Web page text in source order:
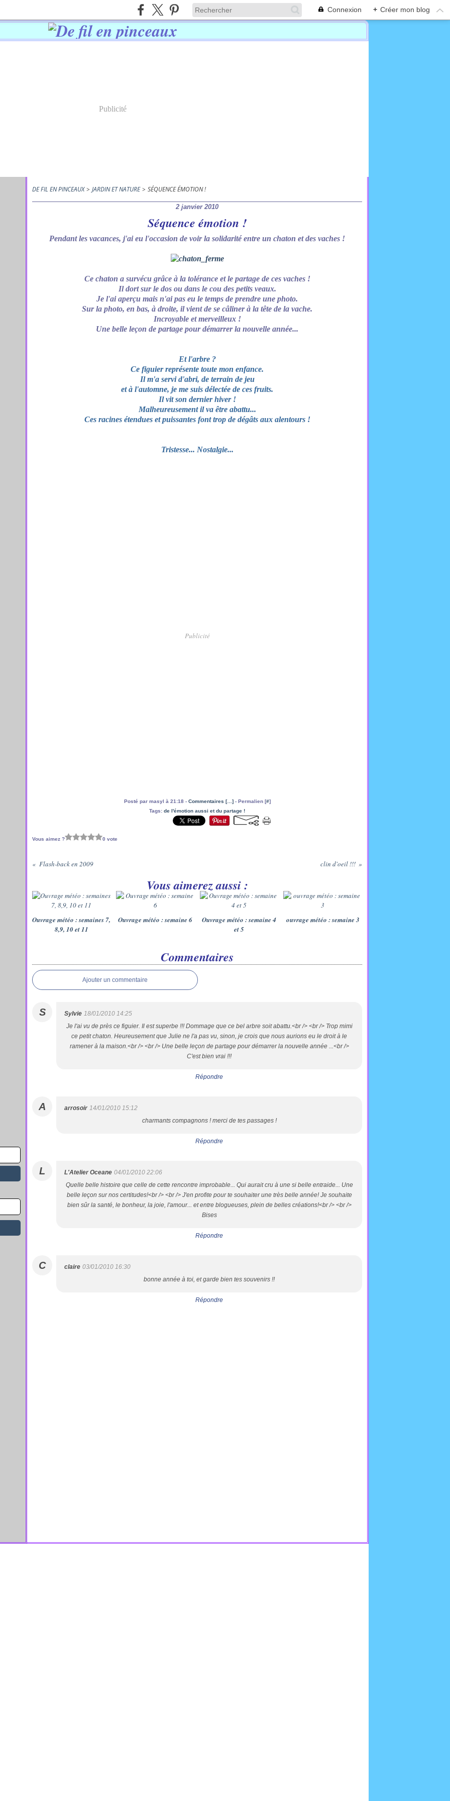
Connexion + Créer mon blog
Publicité
DE FIL EN PINCEAUX > JARDIN ET NATURE > SÉQUENCE ÉMOTION !
2 janvier 2010
Séquence émotion !
Pendant les vacances, j'ai eu l'occasion de voir la solidarité entre un chaton et des vaches !
Ce chaton a survécu grâce à la tolérance et le partage de ces vaches !
Il dort sur le dos ou dans le cou des petits veaux.
Je l'ai aperçu mais n'ai pas eu le temps de prendre une photo.
Sur la photo, en bas, à droite, il vient de se câliner à la tête de la vache.
Incroyable et merveilleux !
Une belle leçon de partage pour démarrer la nouvelle année...
Et l'arbre ?
Ce figuier représente toute mon enfance.
Il m'a servi d'abri, de terrain de jeu
et à l'automne, je me suis délectée de ces fruits.
Il vit son dernier hiver !
Malheureusement il va être abattu...
Ces racines étendues et puissantes font trop de dégâts aux alentours !
Tristesse... Nostalgie...
Publicité
Posté par masyl à 21:18 - Commentaires [… ]- Permalien [#]
Tags: de l'émotion aussi et du partage !
Vous aimez ? 0 vote
Flash-back en 2009 clin d'oeil !!!
Vous aimerez aussi :
Ouvrage météo : semaines 7,
8,9, 10 et 11
Ouvrage météo : semaine 6
Ouvrage météo : semaine 4
et 5
ouvrage météo : semaine 3
Commentaires
Ajouter un commentaire
S Sylvie 18/01/2010 14:25
Je l'ai vu de près ce figuier. Il est superbe !!! Dommage que ce bel arbre soit abattu.<br /> <br /> Trop mimi
ce petit chaton. Heureusement que Julie ne l'a pas vu, sinon, je crois que nous aurions eu le droit à le
ramener à la maison.<br /> <br /> Une belle leçon de partage pour démarrer la nouvelle année ...<br />
C'est bien vrai !!!
Répondre
A arrosoir 14/01/2010 15:12
charmants compagnons ! merci de tes passages !
Répondre
L L'Atelier Oceane 04/01/2010 22:06
Quelle belle histoire que celle de cette rencontre improbable... Qui aurait cru à une si belle entraide... Une
belle leçon sur nos certitudes!<br /> <br /> J'en profite pour te souhaiter une très belle année! Je souhaite
bien sûr la santé, le bonheur, la joie, l'amour... et entre blogueuses, plein de belles créations!<br /> <br />
Bises
Répondre
C claire 03/01/2010 16:30
bonne année à toi, et garde bien tes souvenirs !!
Répondre